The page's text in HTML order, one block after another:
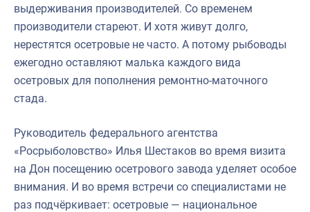
выдерживания производителей. Со временем
производители стареют. И хотя живут долго,
нерестятся осетровые не часто. А потому рыбоводы
ежегодно оставляют малька каждого вида
осетровых для пополнения ремонтно-маточного
стада.
Руководитель федерального агентства
«Росрыболовство» Илья Шестаков во время визита
на Дон посещению осетрового завода уделяет особое
внимания. И во время встречи со специалистами не
раз подчёркивает: осетровые — национальное